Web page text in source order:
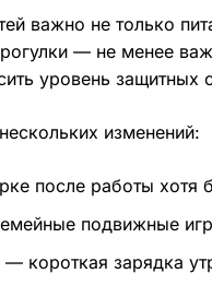
важно не только
— не менее
уровень защитных
изменений:
после работы хотя
подвижные
короткая зарядка